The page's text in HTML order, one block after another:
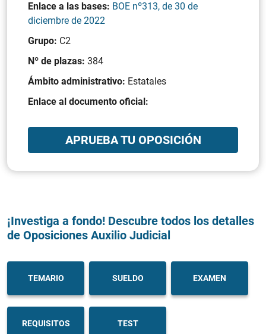
Enlace a las bases: BOE nº313, de 30 de
diciembre de 2022
Grupo: C2
Nº de plazas: 384
Ámbito administrativo: Estatales
Enlace al documento oficial:
APRUEBA TU OPOSICIÓN
¡Investiga a fondo! Descubre todos los detalles
de Oposiciones Auxilio Judicial
TEMARIO SUELDO EXAMEN
REQUISITOS TEST